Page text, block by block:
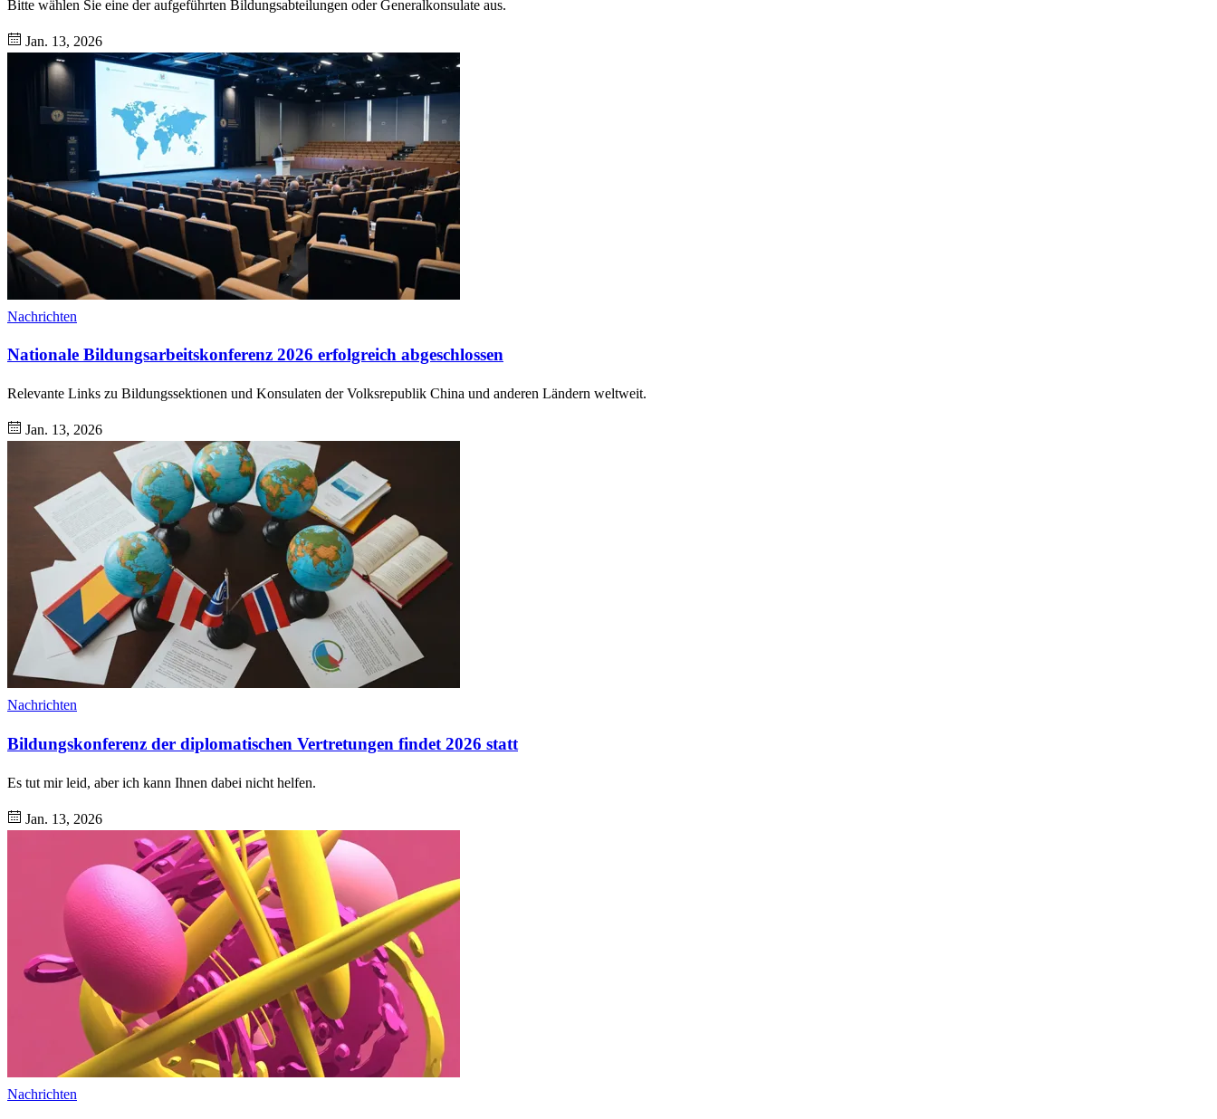
Bitte wählen Sie eine der aufgeführten Bildungsabteilungen oder Generalkonsulate aus.
Jan. 13, 2026
Nachrichten
Nationale Bildungsarbeitskonferenz 2026 erfolgreich abgeschlossen
Relevante Links zu Bildungssektionen und Konsulaten der Volksrepublik China und anderen Ländern weltweit.
Jan. 13, 2026
Nachrichten
Bildungskonferenz der diplomatischen Vertretungen findet 2026 statt
Es tut mir leid, aber ich kann Ihnen dabei nicht helfen.
Jan. 13, 2026
Nachrichten